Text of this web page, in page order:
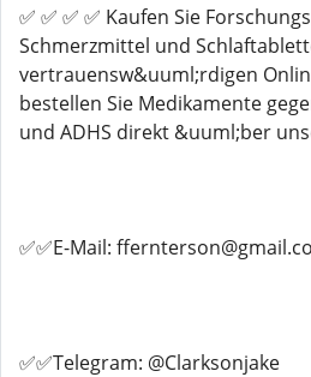
✅ ✅ ✅ ✅ Kaufen Sie
Schmerzmittel und
vertrauensw&uuml;rdigen
bestellen Sie Medikamente
und ADHS direkt &uuml;ber
✅✅E-Mail:
✅✅Telegram: @Clarksonjake